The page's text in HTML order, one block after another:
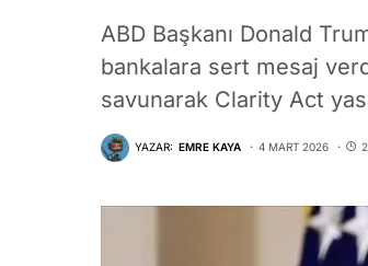
ABD Başkanı Donald
bankalara sert mesaj
savunarak Clarity Act
YAZAR: EMRE KAYA 4 MART 2026